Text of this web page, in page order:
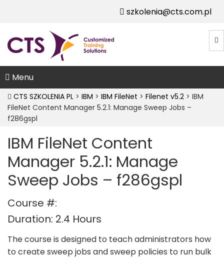
szkolenia@cts.com.pl
Menu
CTS SZKOLENIA PL > IBM > IBM FileNet > Filenet v5.2 > IBM
FileNet Content Manager 5.2.1: Manage Sweep Jobs –
f286gspl
IBM FileNet Content
Manager 5.2.1: Manage
Sweep Jobs – f286gspl
Course #:
Duration: 2.4 Hours
The course is designed to teach administrators how
to create sweep jobs and sweep policies to run bulk